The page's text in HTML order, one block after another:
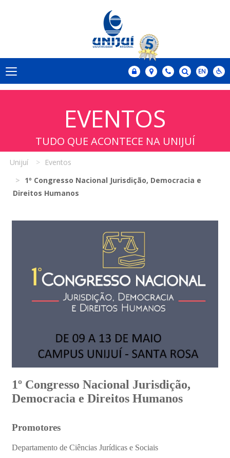
EVENTOS
TUDO QUE ACONTECE NA UNIJUÍ
Unijuí
Eventos
1º Congresso Nacional Jurisdição, Democracia e
Direitos Humanos